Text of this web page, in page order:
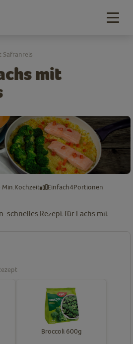
mit
Safranreis
Kochzeit Einfach4Portionen
schnelles Rezept für Lachs mit
Broccoli 600g